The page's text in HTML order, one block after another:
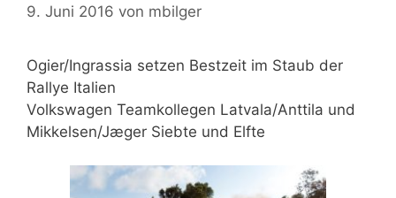
9. Juni 2016 von mbilger
Ogier/Ingrassia setzen Bestzeit im Staub der
Rallye Italien
Volkswagen Teamkollegen Latvala/Anttila und
Mikkelsen/Jæger Siebte und Elfte